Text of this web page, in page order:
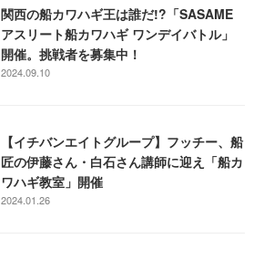
関西の船カワハギ王は誰だ!?「SASAME
アスリート船カワハギ ワンデイバトル」
開催。挑戦者を募集中！
2024.09.10
【イチバンエイトグループ】フッチー、船
匠の伊藤さん・白石さん講師に迎え「船カ
ワハギ教室」開催
2024.01.26